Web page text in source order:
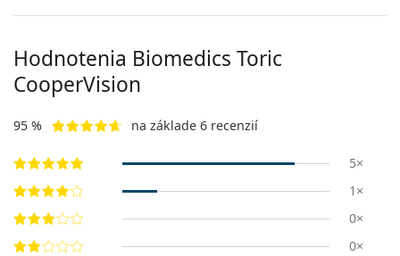
Hodnotenia Biomedics Toric
CooperVision
95 % na základe 6 recenzií
5×
1×
0×
0×